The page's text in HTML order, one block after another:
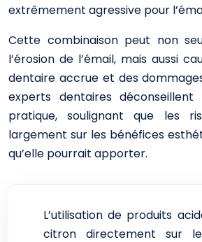
extrêmement agressive pour
Cette combinaison peut non
l’érosion de l’émail, mais aussi
dentaire accrue et des
experts dentaires
pratique, soulignant que les
largement sur les bénéfices
qu’elle pourrait apporter.
L’utilisation de produits
citron directement sur